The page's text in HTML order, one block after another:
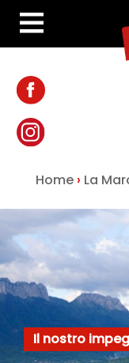
Home› La
Il nostro